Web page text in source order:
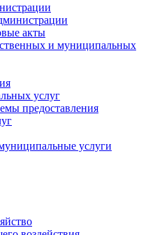
акты
и муниципальных
услуг
предоставления
услуги